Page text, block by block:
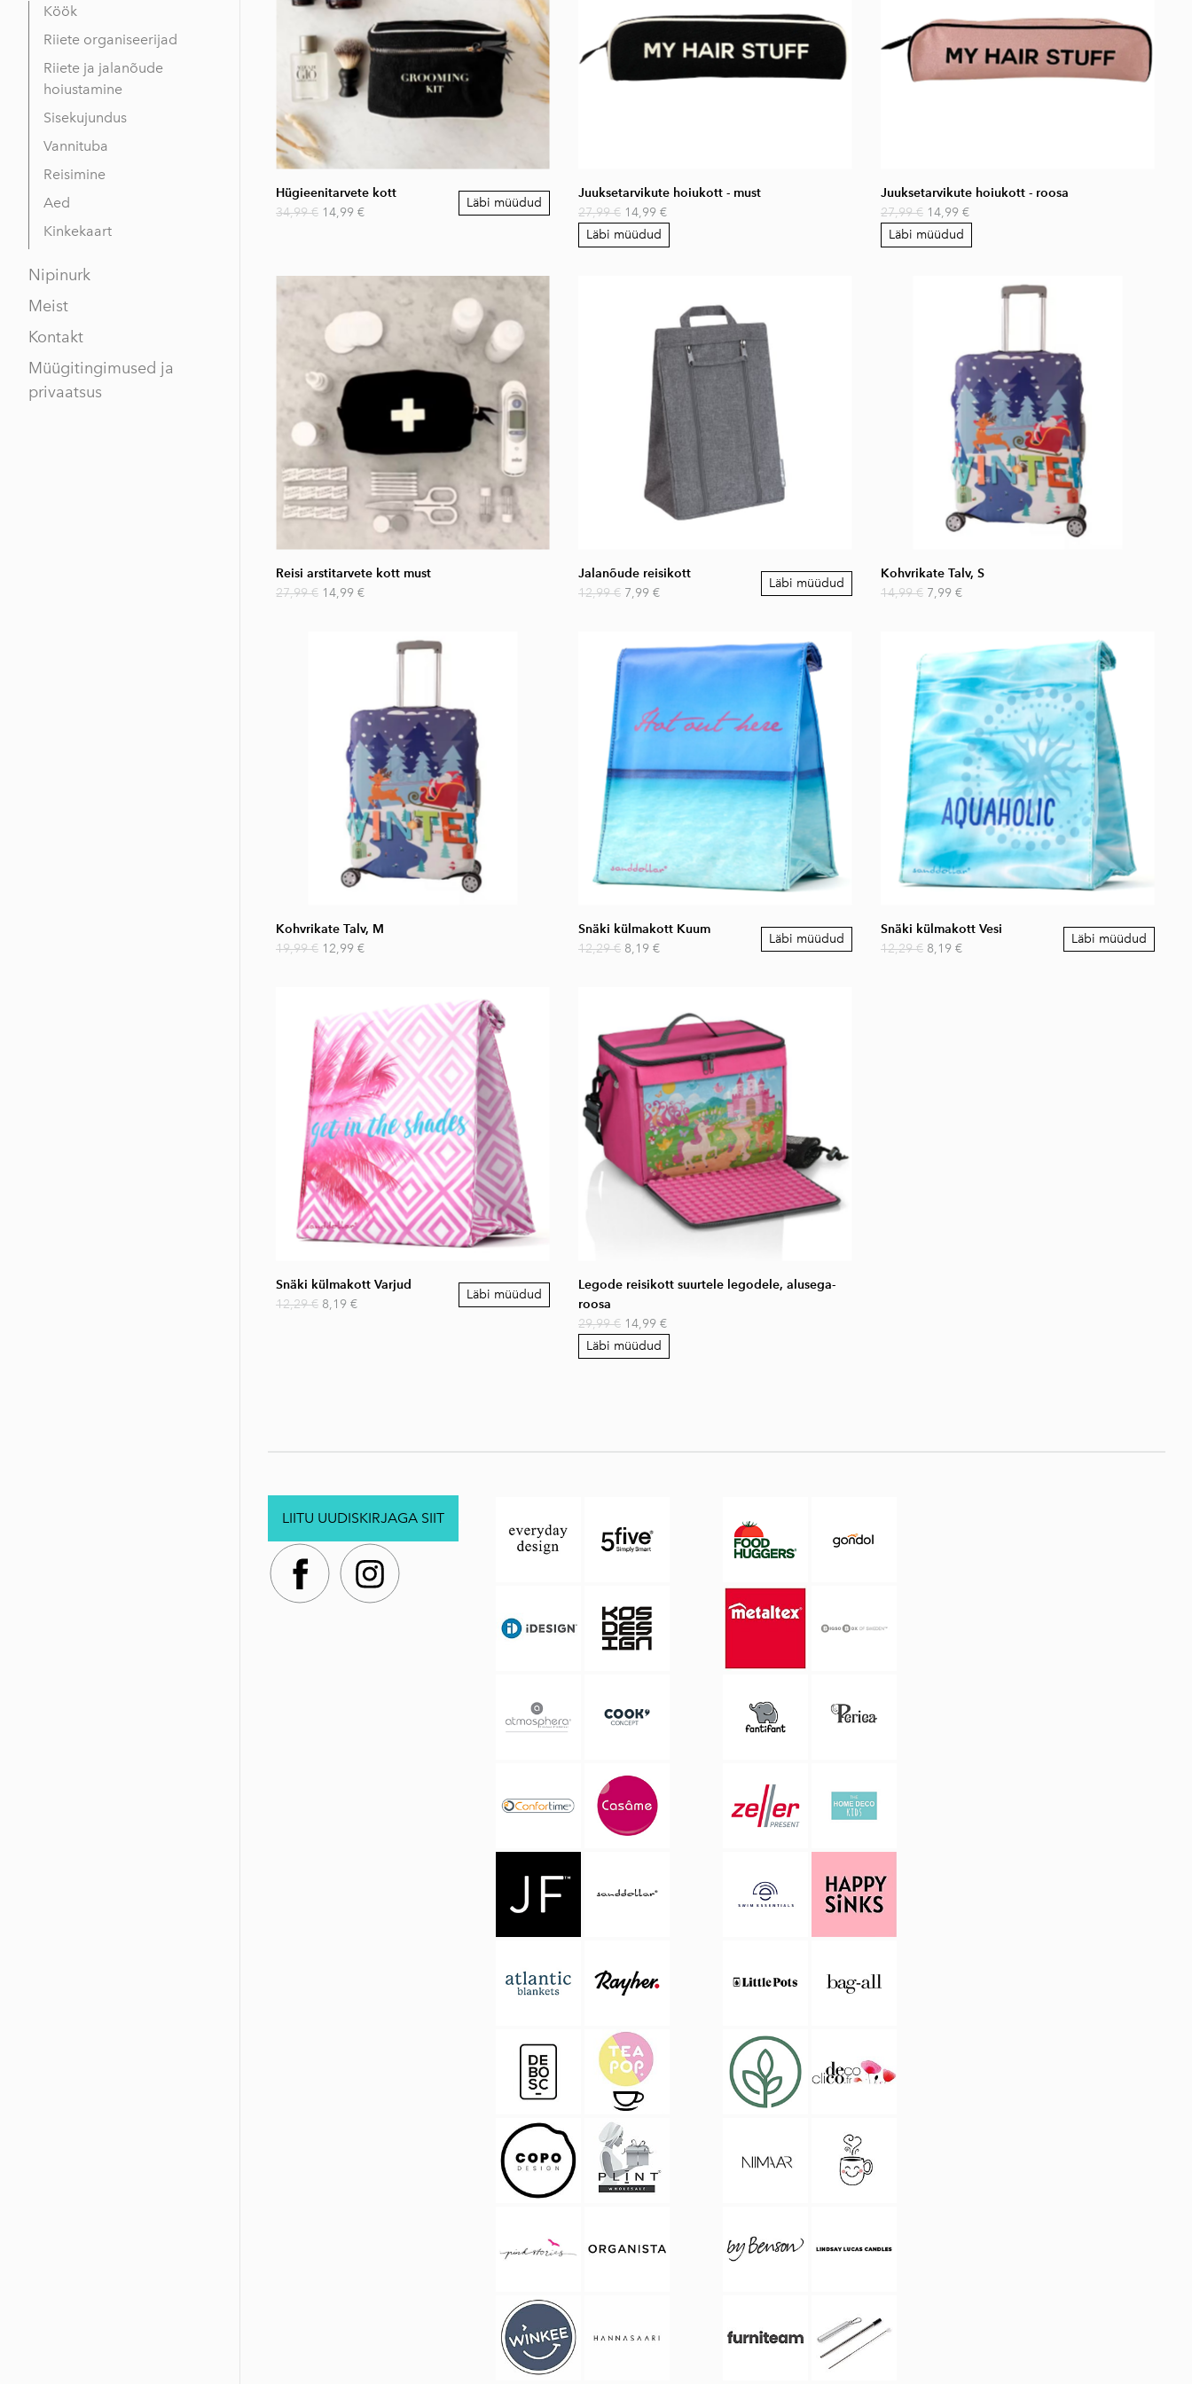
Köök
Riiete organiseerijad
Riiete ja jalanõude
hoiustamine
Sisekujundus
Vannituba
Reisimine
Aed
Kinkekaart
Nipinurk
Meist
Kontakt
Müügitingimused ja
privaatsus
Hügieenitarvete kott
34,99 € 14,99 €
Läbi müüdud
Juuksetarvikute hoiukott - must
27,99 € 14,99 €
Läbi müüdud
Juuksetarvikute hoiukott - roosa
27,99 € 14,99 €
Läbi müüdud
Reisi arstitarvete kott must
27,99 € 14,99 €
Jalanõude reisikott
12,99 € 7,99 €
Läbi müüdud
Kohvrikate Talv, S
14,99 € 7,99 €
Kohvrikate Talv, M
19,99 € 12,99 €
Snäki külmakott Kuum
12,29 € 8,19 €
Läbi müüdud
Snäki külmakott Vesi
12,29 € 8,19 €
Läbi müüdud
Snäki külmakott Varjud
12,29 € 8,19 €
Läbi müüdud
Legode reisikott suurtele legodele, alusega-
roosa
29,99 € 14,99 €
Läbi müüdud
LIITU UUDISKIRJAGA SIIT